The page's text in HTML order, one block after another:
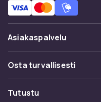
Asiakaspalvelu
Usein kysyttyä (UKK)
Seuraa pakettia
Osta turvallisesti
Maksuvaihtoehdot
Tutustu